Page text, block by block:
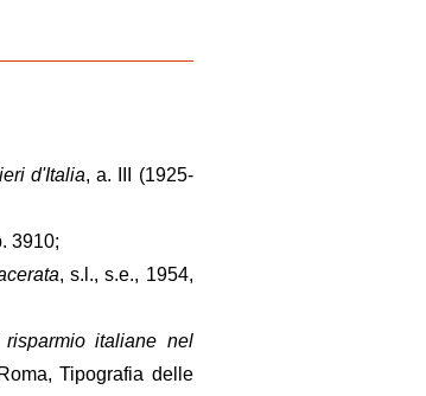
d'Italia, a. III (1925-
3910;
, s.l., s.e., 1954,
italiane nel
Tipografia delle